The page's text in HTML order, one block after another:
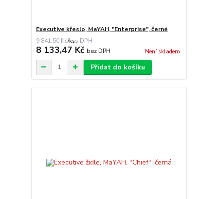
Executive křeslo, MaYAH, "Enterprise", černé
9 841,50 Kč/ks
8 133,47 Kč bez DPH Není skladem
Přidat do košíku